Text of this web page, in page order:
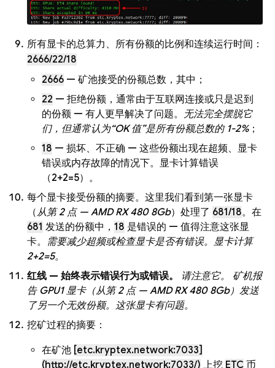
所有显卡的总算力、所有份额的比例和连续运行时间：
2666/22/18
2666 — 矿池接受的份额总数，其中；
22 — 拒绝份额，通常由于互联网连接或只是迟到
的份额 — 有人更早解决了问题。 无法完全摆脱它
们，但通常认为“OK 值”是所有份额总数的 1-2%；
18 — 损坏、不正确 — 这些份额出现在超频、显卡
错误或内存故障的情况下。显卡计算错误
（2+2=5）。
每个显卡接受份额的摘要。这里我们看到第一张显卡
（从第 2 点 — AMD RX 480 8Gb）处理了 681/18。在
681 发送的份额中， 18 是错误的 — 值得注意这张显
卡。 需要减少超频或检查显卡是否有错误。显卡计算
2+2=5。
红线 — 始终表示错误行为或错误。
请注意它。
矿机报
告 GPU1 显卡（从第 2 点 — AMD RX 480 8Gb）发送
了另一个无效份额。这张显卡有问题。
挖矿过程的摘要：
在矿池 [etc.kryptex.network:7033]
(http://etc.kryptex.network:7033/) 上挖 ETC 币